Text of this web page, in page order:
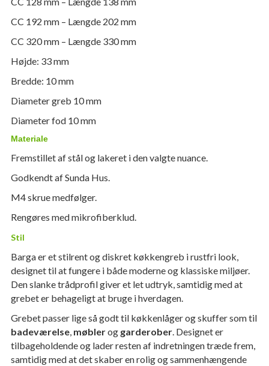
CC 192 mm – Længde 202 mm
CC 320 mm – Længde 330 mm
Højde: 33 mm
Bredde: 10 mm
Diameter greb 10 mm
Diameter fod 10 mm
Materiale
Fremstillet af stål og lakeret i den valgte nuance.
Godkendt af Sunda Hus.
M4 skrue medfølger.
Rengøres med mikrofiberklud.
Stil
Barga er et stilrent og diskret køkkengreb i rustfri look,
designet til at fungere i både moderne og klassiske miljøer.
Den slanke trådprofil giver et let udtryk, samtidig med at
grebet er behageligt at bruge i hverdagen.
Grebet passer lige så godt til køkkenlåger og skuffer som til
badeværelse, møblerog garderober. Designet er
tilbageholdende og lader resten af indretningen træde frem,
samtidig med at det skaber en rolig og sammenhængende